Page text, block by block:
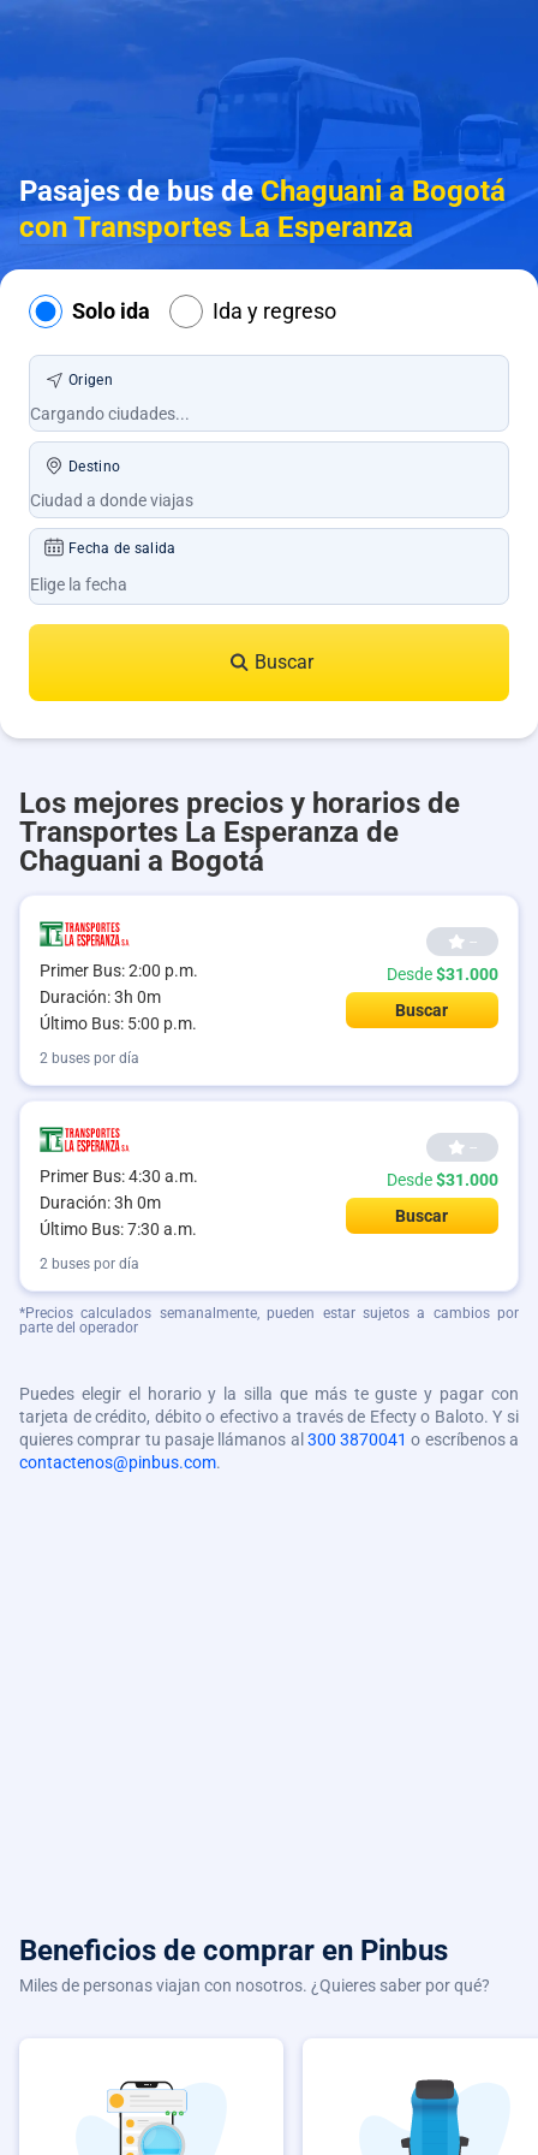
Pasajes de bus deChaguani a Bogotá
con Transportes La Esperanza
Solo ida Ida y regreso
Origen
Destino
Fecha de salida
Buscar
Los mejores precios y horarios de
Transportes La Esperanza de
Chaguani a Bogotá
Primer Bus: 2:00 p.m.
Duración: 3h 0m
Último Bus: 5:00 p.m.
--
Desde$31.000
Buscar
2 buses por día
Primer Bus: 4:30 a.m.
Duración: 3h 0m
Último Bus: 7:30 a.m.
--
Desde$31.000
Buscar
2 buses por día
*Precios calculados semanalmente, pueden estar sujetos a cambios por
parte del operador
Puedes elegir el horario y la silla que más te guste y pagar con
tarjeta de crédito, débito o efectivo a través de Efecty o Baloto. Y si
quieres comprar tu pasaje llámanos al300 3870041 o escríbenos a
contactenos@pinbus.com.
Beneficios de comprar en Pinbus
Miles de personas viajan con nosotros. ¿Quieres saber por qué?